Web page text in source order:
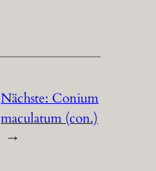
Nächste: Conium
maculatum (con.)
→